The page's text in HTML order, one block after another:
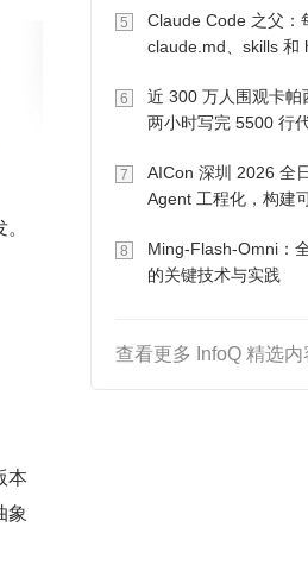
本
象
5
Claude Code 之父：
claude.md、skills 和
6
近 300 万人围观卡帕
两小时写完 5500 行
7
AICon 深圳 2026 全
Agent 工程化，构建
8
Ming-Flash-Omni：
的关键技术与实践
查看更多 InfoQ 精选内